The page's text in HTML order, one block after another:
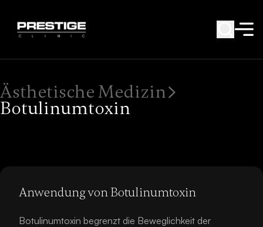
Ästhetische Medizin
Botulinumtoxin
Anwendung von Botulinumtoxin
Botulinumtoxin begrenzt die Beweglichkeit der